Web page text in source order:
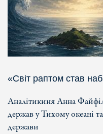
«Світ раптом став
Аналітикиня Анна
держав у Тихому океані
держави